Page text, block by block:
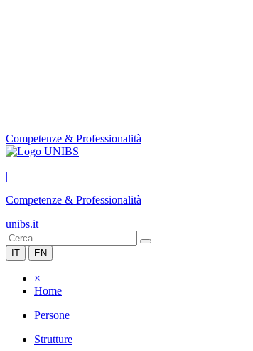
Competenze & Professionalità
|
Competenze & Professionalità
unibs.it
IT EN
×
Home
Persone
Strutture